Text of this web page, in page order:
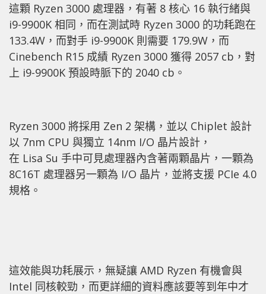
這顆 Ryzen 3000 處理器，有著 8 核心 16 執行緒與
i9-9900K 相同，而在測試時 Ryzen 3000 的功耗跑在
133.4W，而對手 i9-9900K 則需要 179.9W，而
Cinebench R15 成績 Ryzen 3000 獲得 2057 cb，對
上 i9-9900K 預設時脈下的 2040 cb。
Ryzen 3000 將採用 Zen 2 架構，並以 Chiplet 設計
以 7nm CPU 與獨立 14nm I/O 晶片設計，
在 Lisa Su 手中可見處理器內含著兩顆晶片，一顆為
8C16T 處理器另一顆為 I/O 晶片，並將支援 PCIe 4.0
規格。
這效能與功耗展示，無疑讓 AMD Ryzen 有機會與
Intel 同核較勁，而更詳細的資料應該要等到年中才